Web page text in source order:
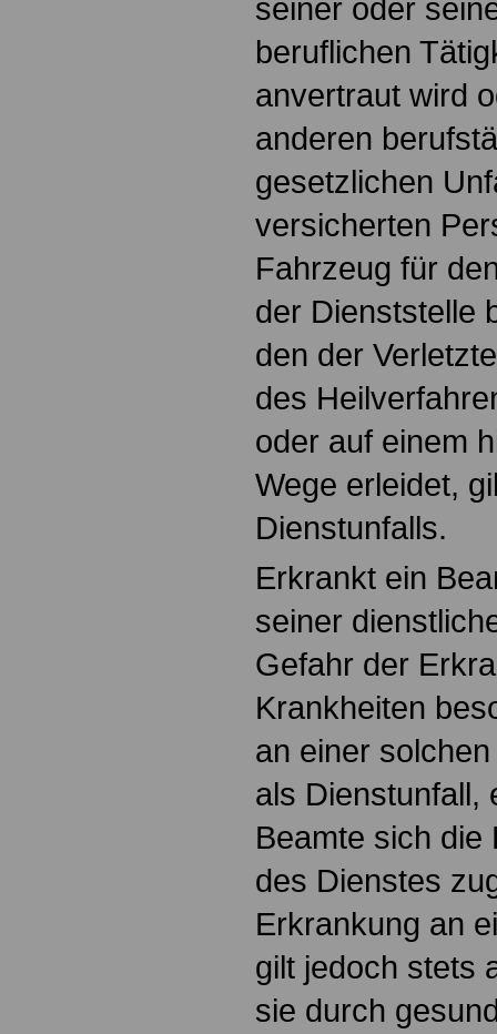
seiner oder
beruflichen
anvertraut wird
anderen
gesetzlichen
versicherten
Fahrzeug für
der Dienststelle
den der
des
oder auf einem
Wege erleidet,
Dienstunfalls.
Erkrankt ein
seiner
Gefahr der
Krankheiten
an einer
als Dienstunfall,
Beamte sich die
des Dienstes
Erkrankung an
gilt jedoch stets
sie durch